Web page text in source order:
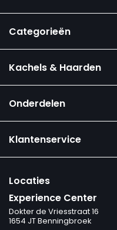
Categorieën
Kachels & Haarden
Onderdelen
Klantenservice
Locaties
Experience Center
Dokter de Vriesstraat 16
1654 JT Benningbroek